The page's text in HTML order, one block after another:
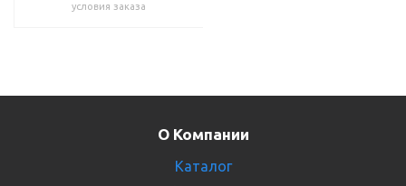
условия заказа
О Компании
Каталог